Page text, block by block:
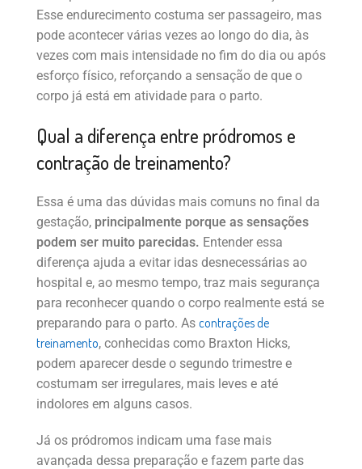
Esse endurecimento costuma ser passageiro, mas
pode acontecer várias vezes ao longo do dia, às
vezes com mais intensidade no fim do dia ou após
esforço físico, reforçando a sensação de que o
corpo já está em atividade para o parto.
Qual a diferença entre pródromos e
contração de treinamento?
Essa é uma das dúvidas mais comuns no final da
gestação, principalmente porque as sensações
podem ser muito parecidas. Entender essa
diferença ajuda a evitar idas desnecessárias ao
hospital e, ao mesmo tempo, traz mais segurança
para reconhecer quando o corpo realmente está se
preparando para o parto. As contrações de
treinamento, conhecidas como Braxton Hicks,
podem aparecer desde o segundo trimestre e
costumam ser irregulares, mais leves e até
indolores em alguns casos.
Já os pródromos indicam uma fase mais
avançada dessa preparação e fazem parte das